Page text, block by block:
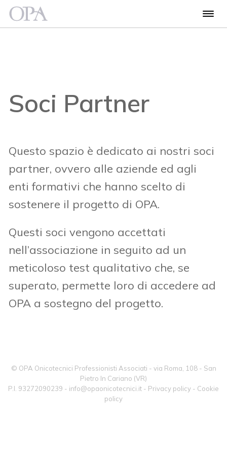
Soci Partner
Questo spazio è dedicato ai nostri soci
partner, ovvero alle aziende ed agli
enti formativi che hanno scelto di
sostenere il progetto di OPA.
Questi soci vengono accettati
nell’associazione in seguito ad un
meticoloso test qualitativo che, se
superato, permette loro di accedere ad
OPA a sostegno del progetto.
© OPA Onicotecnici Professionisti Associati - via Roma, 108 - San
Pietro In Cariano (VR)
P.I. 93272090239 - info@opaonicotecnici.it - Privacy policy - Cookie
policy